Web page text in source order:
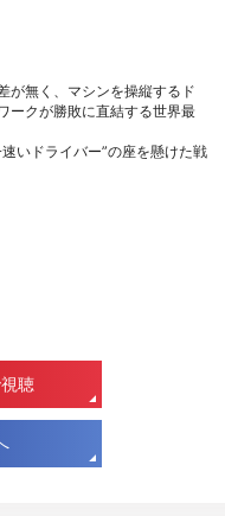
が無く、マシンを操縦するド
ークが勝敗に直結する世界最
いドライバー”の座を懸けた戦
聴